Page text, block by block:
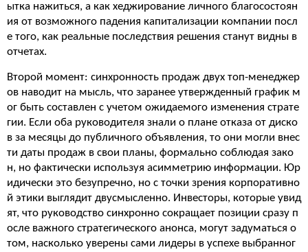
ытка нажиться, а как хеджирование личного благосостоян
ия от возможного падения капитализации компании посл
е того, как реальные последствия решения станут видны в
отчетах.
Второй момент: синхронность продаж двух топ-менеджер
ов наводит на мысль, что заранее утвержденный график м
ог быть составлен с учетом ожидаемого изменения страте
гии. Если оба руководителя знали о плане отказа от диско
в за месяцы до публичного объявления, то они могли внес
ти даты продаж в свои планы, формально соблюдая зако
н, но фактически используя асимметрию информации. Юр
идически это безупречно, но с точки зрения корпоративно
й этики выглядит двусмысленно. Инвесторы, которые увид
ят, что руководство синхронно сокращает позиции сразу п
осле важного стратегического анонса, могут задуматься о
том, насколько уверены сами лидеры в успехе выбранног